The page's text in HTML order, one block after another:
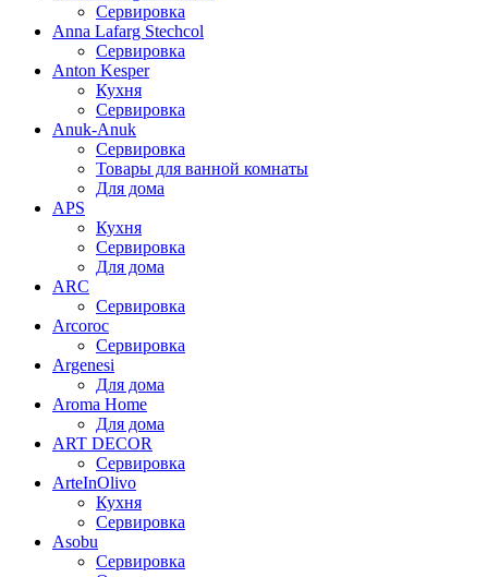
Сервировка
Anna Lafarg Stechcol
Сервировка
Anton Kesper
Кухня
Сервировка
Anuk-Anuk
Сервировка
Товары для ванной комнаты
Для дома
APS
Кухня
Сервировка
Для дома
ARC
Сервировка
Arcoroc
Сервировка
Argenesi
Для дома
Aroma Home
Для дома
ART DECOR
Сервировка
ArteInOlivo
Кухня
Сервировка
Asobu
Сервировка